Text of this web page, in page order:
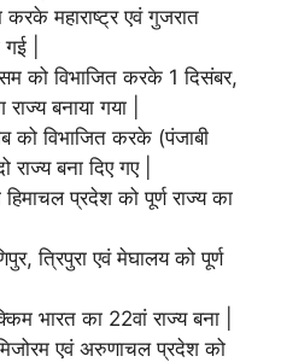
करके महाराष्ट्र एवं गुजरात
|
को विभाजित करके 1 दिसंबर,
बनाया गया |
विभाजित करके (पंजाबी
राज्य बना दिए गए |
प्रदेश को पूर्ण राज्य का
त्रिपुरा एवं मेघालय को पूर्ण
भारत का 22वां राज्य बना |
एवं अरुणाचल प्रदेश को